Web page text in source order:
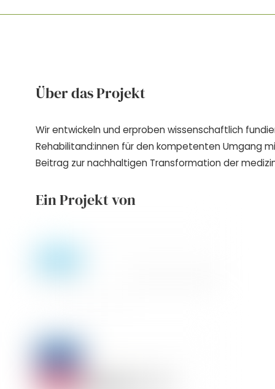
Über das Projekt
Wir entwickeln und erproben wissenschaftlich
Rehabilitand:innen für den kompetenten Umgang
Beitrag zur nachhaltigen Transformation der
Ein Projekt von